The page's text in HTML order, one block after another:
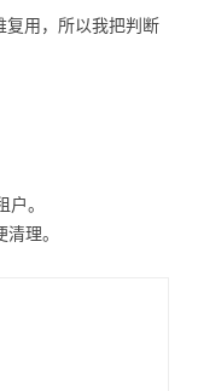
复用，所以我把判断
。
理。